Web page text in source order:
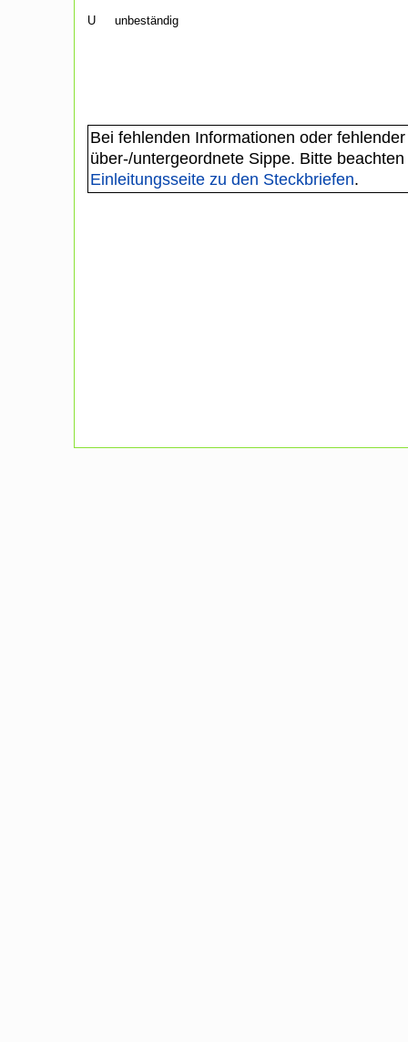
U unbeständig
Bei fehlenden Informationen oder
über-/untergeordnete Sippe. Bitte
Einleitungsseite zu den Steckbriefen.